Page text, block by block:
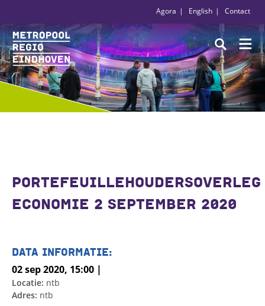
Agora English Contact
PORTEFEUILLEHOUDERSOVERLEG
ECONOMIE 2 SEPTEMBER 2020
DATA INFORMATIE:
02 sep 2020, 15:00 |
Locatie: ntb
Adres: ntb